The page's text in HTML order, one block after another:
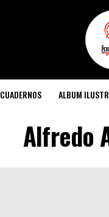
CUADERNOS ALBUM
Alfredo